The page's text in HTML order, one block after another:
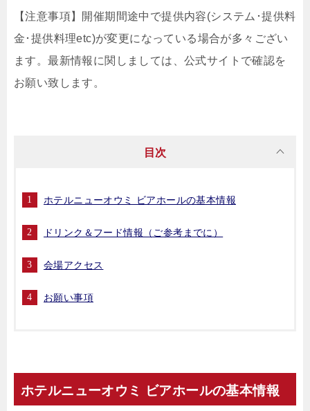
【注意事項】開催期間途中で提供内容(システム･提供料
金･提供料理etc)が変更になっている場合が多々ござい
ます。最新情報に関しましては、公式サイトで確認を
お願い致します。
目次
ホテルニューオウミ ビアホールの基本情報
ドリンク＆フード情報（ご参考までに）
会場アクセス
お願い事項
ホテルニューオウミ ビアホールの基本情報